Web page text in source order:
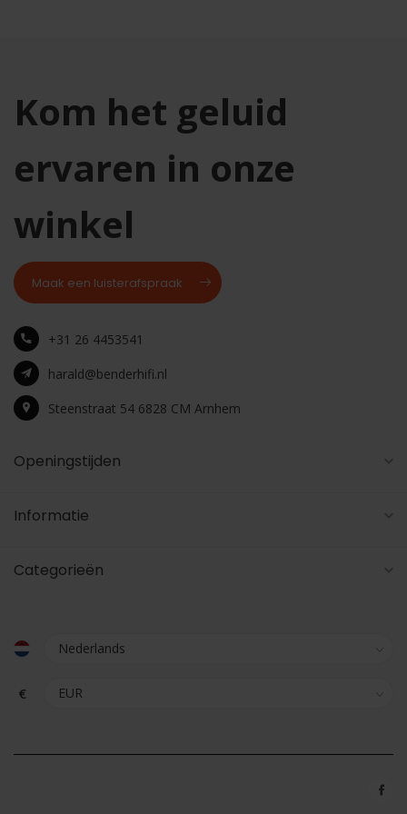
Kom het geluid
ervaren in onze
winkel
Maak een luisterafspraak
+31 26 4453541
harald@benderhifi.nl
Steenstraat 54 6828 CM Arnhem
Openingstijden
Informatie
Categorieën
€